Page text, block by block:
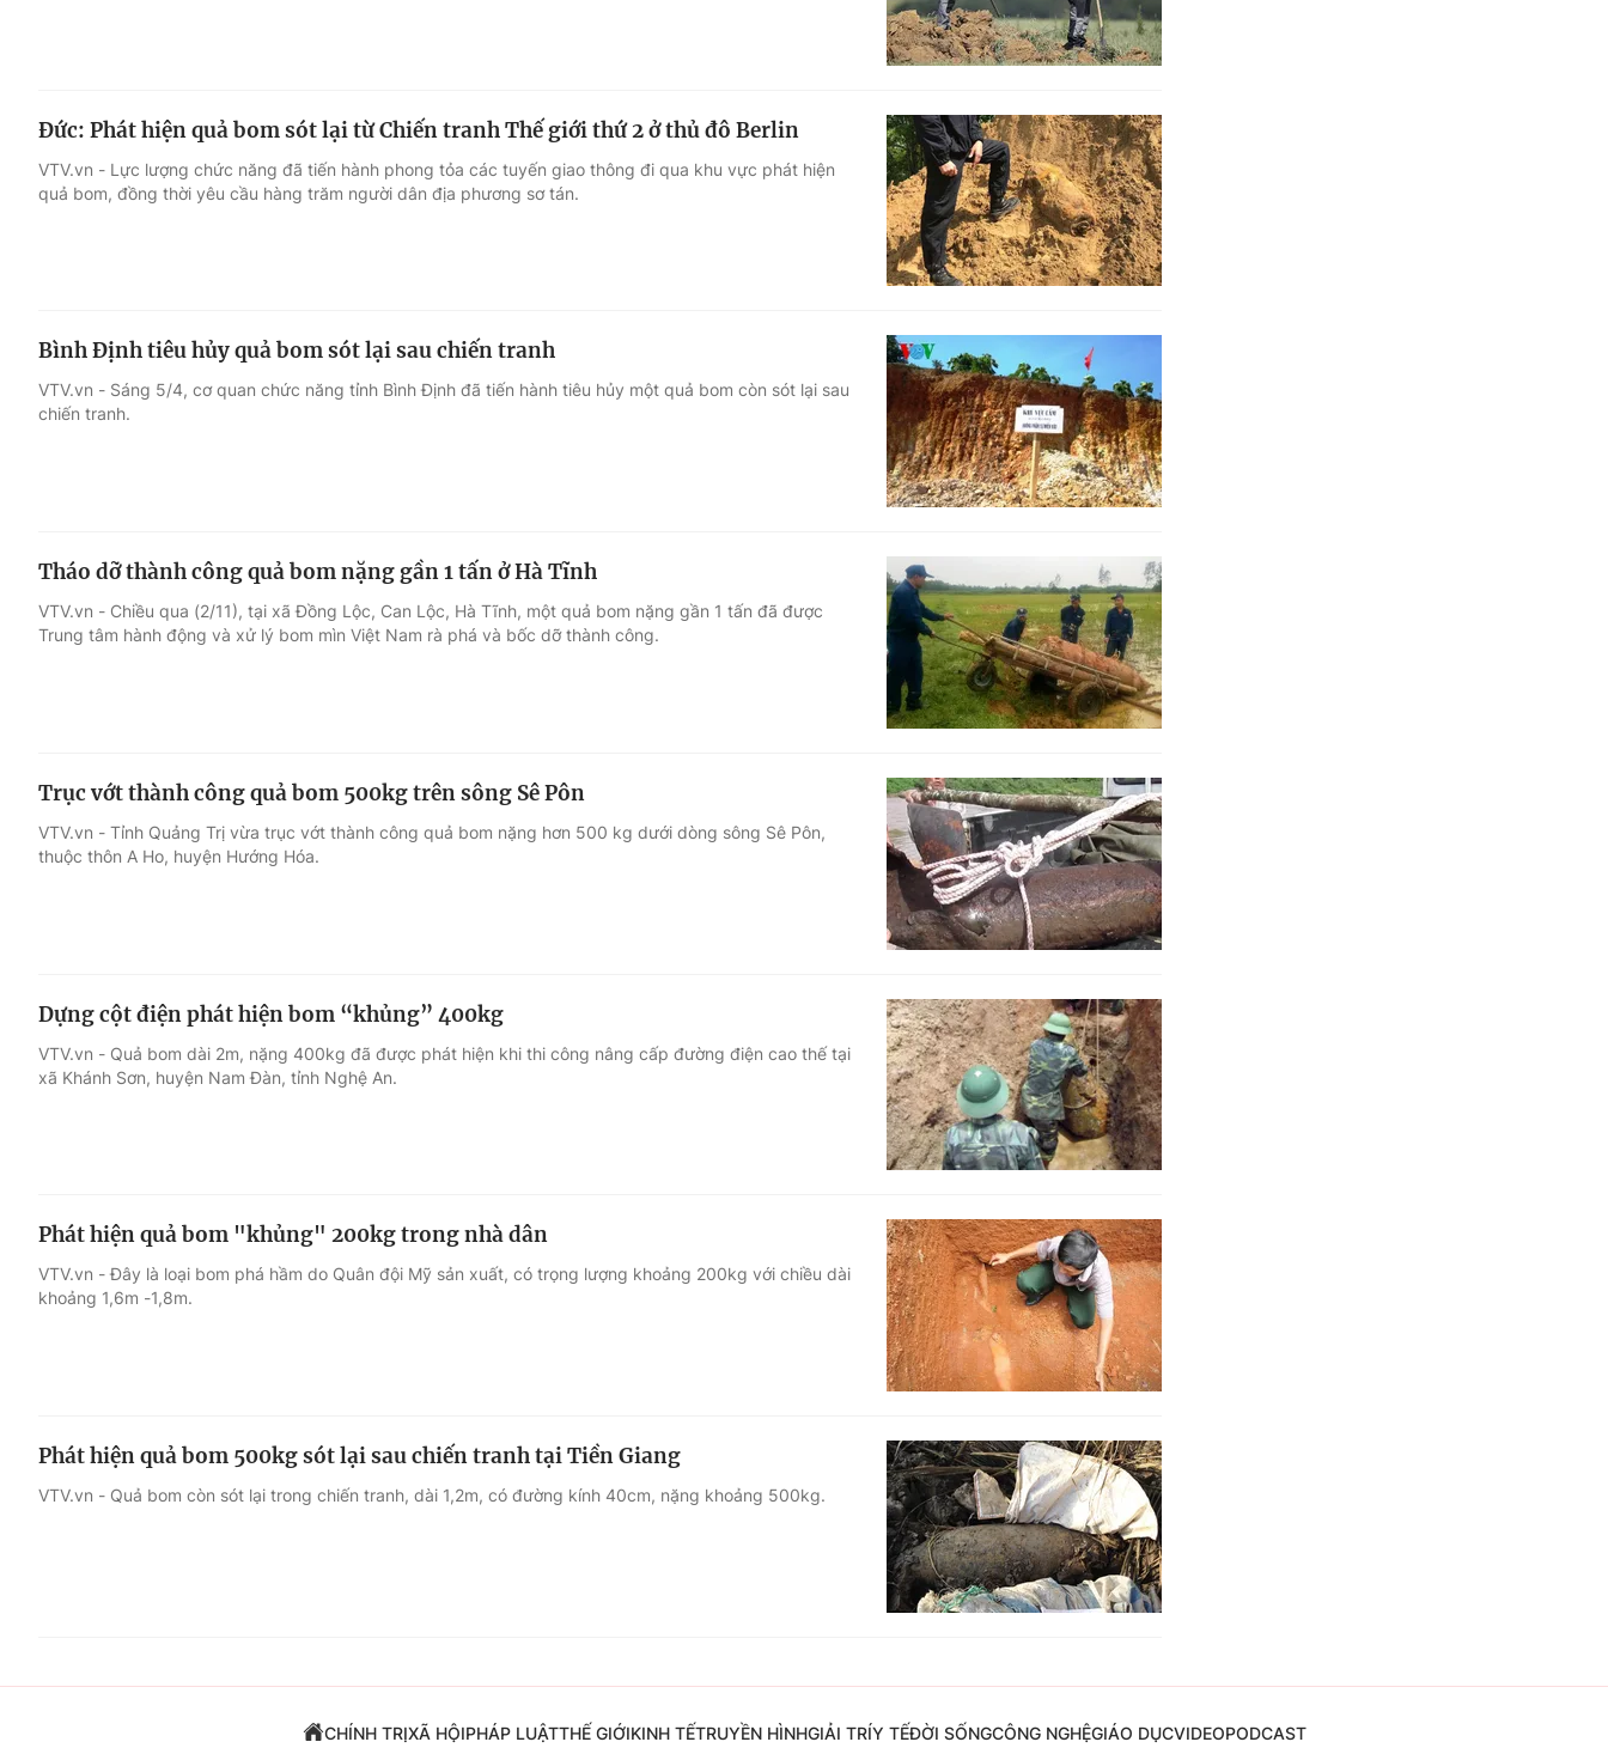
Đức: Phát hiện quả bom sót lại từ Chiến tranh Thế giới thứ 2 ở thủ đô Berlin
VTV.vn - Lực lượng chức năng đã tiến hành phong tỏa các tuyến giao thông đi qua khu vực phát hiện
quả bom, đồng thời yêu cầu hàng trăm người dân địa phương sơ tán.
Bình Định tiêu hủy quả bom sót lại sau chiến tranh
VTV.vn - Sáng 5/4, cơ quan chức năng tỉnh Bình Định đã tiến hành tiêu hủy một quả bom còn sót lại sau
chiến tranh.
Tháo dỡ thành công quả bom nặng gần 1 tấn ở Hà Tĩnh
VTV.vn - Chiều qua (2/11), tại xã Đồng Lộc, Can Lộc, Hà Tĩnh, một quả bom nặng gần 1 tấn đã được
Trung tâm hành động và xử lý bom mìn Việt Nam rà phá và bốc dỡ thành công.
Trục vớt thành công quả bom 500kg trên sông Sê Pôn
VTV.vn - Tỉnh Quảng Trị vừa trục vớt thành công quả bom nặng hơn 500 kg dưới dòng sông Sê Pôn,
thuộc thôn A Ho, huyện Hướng Hóa.
Dựng cột điện phát hiện bom “khủng” 400kg
VTV.vn - Quả bom dài 2m, nặng 400kg đã được phát hiện khi thi công nâng cấp đường điện cao thế tại
xã Khánh Sơn, huyện Nam Đàn, tỉnh Nghệ An.
Phát hiện quả bom "khủng" 200kg trong nhà dân
VTV.vn - Đây là loại bom phá hầm do Quân đội Mỹ sản xuất, có trọng lượng khoảng 200kg với chiều dài
khoảng 1,6m -1,8m.
Phát hiện quả bom 500kg sót lại sau chiến tranh tại Tiền Giang
VTV.vn - Quả bom còn sót lại trong chiến tranh, dài 1,2m, có đường kính 40cm, nặng khoảng 500kg.
CHÍNH TRỊXÃ HỘIPHÁP LUẬTTHẾ GIỚIKINH TẾTRUYỀN HÌNHGIẢI TRÍY TẾĐỜI SỐNGCÔNG NGHỆGIÁO DỤCVIDEOPODCAST